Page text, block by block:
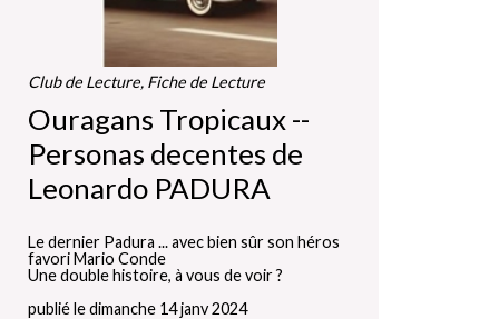
Club de Lecture, Fiche de Lecture
Ouragans Tropicaux --
Personas decentes de
Leonardo PADURA
Le dernier Padura ... avec bien sûr son héros
favori Mario Conde
Une double histoire, à vous de voir ?
publié le dimanche 14 janv 2024